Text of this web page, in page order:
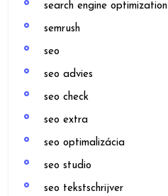
search engine optimization
semrush
seo
seo advies
seo check
seo extra
seo optimalizácia
seo studio
seo tekstschrijver